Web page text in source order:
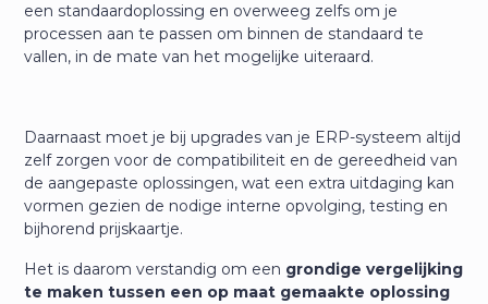
een standaardoplossing en overweeg zelfs om je
processen aan te passen om binnen de standaard te
vallen, in de mate van het mogelijke uiteraard.
Daarnaast moet je bij upgrades van je ERP-systeem altijd
zelf zorgen voor de compatibiliteit en de gereedheid van
de aangepaste oplossingen, wat een extra uitdaging kan
vormen gezien de nodige interne opvolging, testing en
bijhorend prijskaartje.
Het is daarom verstandig om een grondige vergelijking
te maken tussen een op maat gemaakte oplossing